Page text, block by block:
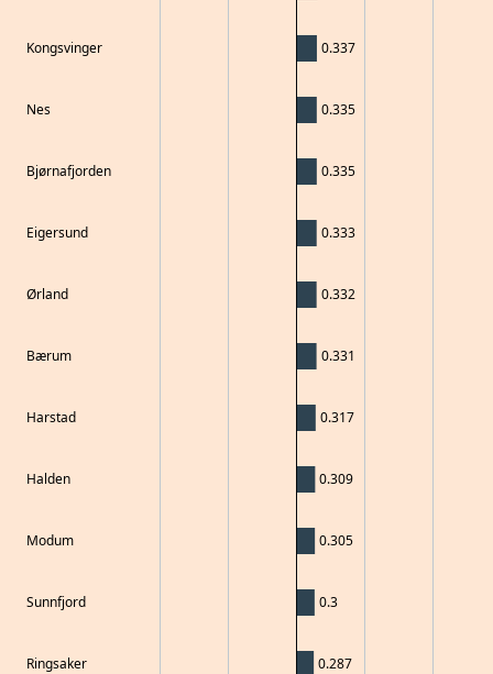
Kongsvinger
Nes
Bjørnafjorden
Eigersund
Ørland
Bærum
Harstad
Halden
Modum
Sunnfjord
Ringsaker
0.337
0.335
0.335
0.333
0.332
0.331
0.317
0.309
0.305
0.3
0.287